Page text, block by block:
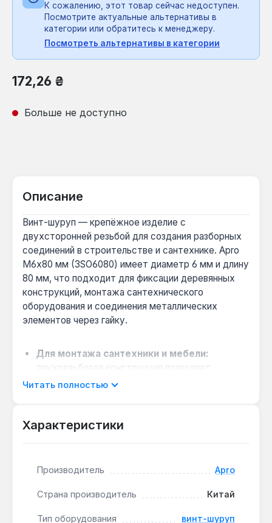
К сожалению, этот товар сейчас недоступен.
Посмотрите актуальные альтернативы в
категории или обратитесь к менеджеру.
Посмотреть альтернативы в категории
Обычная цена:
172,26 ₴
Больше не доступно
Описание
Винт-шуруп — крепёжное изделие с
двухсторонней резьбой для создания разборных
соединений в строительстве и сантехнике. Apro
М6x80 мм (3SO6080) имеет диаметр 6 мм и длину
80 мм, что подходит для фиксации деревянных
конструкций, монтажа сантехнического
оборудования и соединения металлических
элементов через гайку.
Для монтажа сантехники и мебели:
двухрезьбовая конструкция позволяет
вкручивать одну сторону в дерево или
шкафов.
возможность использовать шуруп как шпильку
стандартному саморезу.
Совместимость с инструментом:
Читать полностью
Характеристики
Производитель Apro
Страна производитель Китай
Тип оборудования винт-шуруп